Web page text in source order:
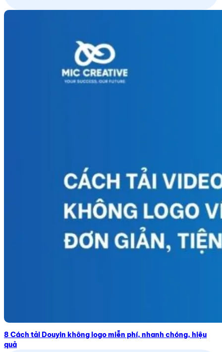
8 Cách tải Douyin không logo miễn phí, nhanh chóng, hiệu
quả